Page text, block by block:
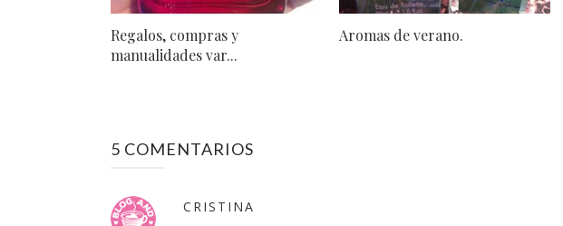
Regalos, compras y
manualidades var...
Aromas de verano.
5 COMENTARIOS
CRISTINA